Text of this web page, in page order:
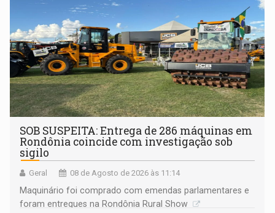
SOB SUSPEITA: Entrega de 286 máquinas em
Rondônia coincide com investigação sob
sigilo
Geral 08 de Agosto de 2026 às 11:14
Maquinário foi comprado com emendas parlamentares e
foram entregues na Rondônia Rural Show